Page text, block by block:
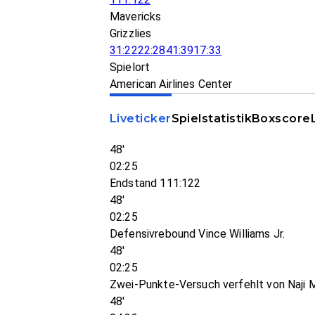
Mavericks
Grizzlies
31:2222:2841:3917:33
Spielort
American Airlines Center
LivetickerSpielstatistikBoxscore
48'
02:25
Endstand 111:122
48'
02:25
Defensivrebound Vince Williams Jr.
48'
02:25
Zwei-Punkte-Versuch verfehlt von Naji
48'